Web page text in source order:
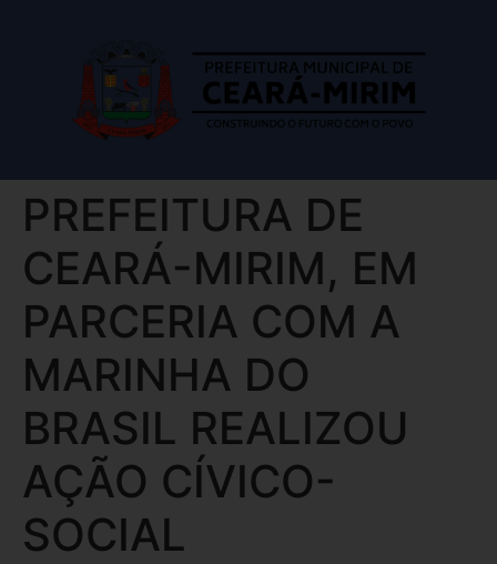
PREFEITURA DE
CEARÁ-MIRIM, EM
PARCERIA COM A
MARINHA DO
BRASIL REALIZOU
AÇÃO CÍVICO-
SOCIAL